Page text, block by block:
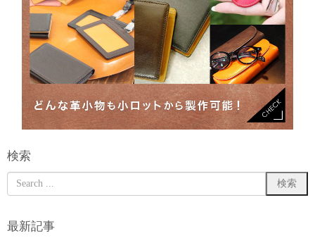
検索
最新記事